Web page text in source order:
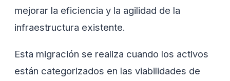
mejorar la eficiencia y la agilidad de la
infraestructura existente.
Esta migración se realiza cuando los activos
están categorizados en las viabilidades de